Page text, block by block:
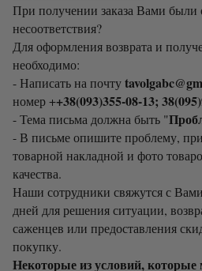
При получении заказа Вами
несоответствия?
Для оформления возврата и
необходимо:
- Написать на почту
номер ++38(093)355-08-13;
- Тема письма должна быть "
- В письме опишите проблему,
товарной накладной и фото
качества.
Наши сотрудники свяжутся с
дней для решения ситуации,
саженцев или предоставления
покупку.
Некоторые из условий, которые